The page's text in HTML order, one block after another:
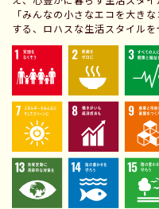
「みんなの小さなエコを大き
する、ロハスな生活スタイル